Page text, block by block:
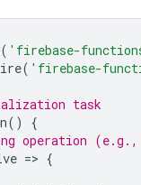
( 'firebase-
( 'firebase-
task
()
{
operation
=> {